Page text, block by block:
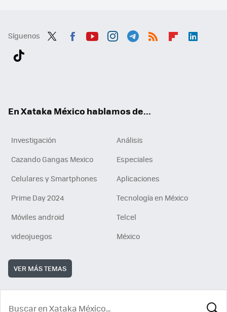
Síguenos
En Xataka México hablamos de...
Investigación
Análisis
Cazando Gangas Mexico
Especiales
Celulares y Smartphones
Aplicaciones
Prime Day 2024
Tecnología en México
Móviles android
Telcel
videojuegos
México
VER MÁS TEMAS